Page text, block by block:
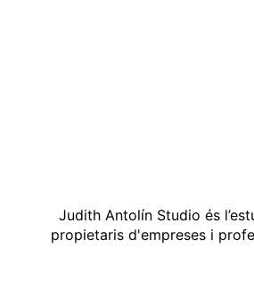
Judith Antolín Studio és
propietaris d'empreses i